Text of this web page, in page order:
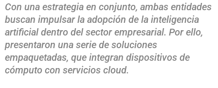
Con una estrategia en conjunto, ambas entidades
buscan impulsar la adopción de la inteligencia
artificial dentro del sector empresarial. Por ello,
presentaron una serie de soluciones
empaquetadas, que integran dispositivos de
cómputo con servicios cloud.